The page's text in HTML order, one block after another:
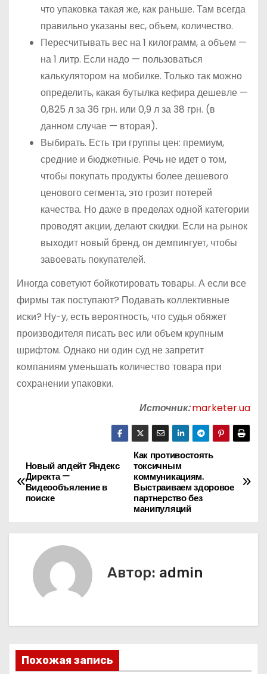
что упаковка такая же, как раньше. Там всегда
правильно указаны вес, объем, количество.
Пересчитывать вес на 1 килограмм, а объем —
на 1 литр. Если надо — пользоваться
калькулятором на мобилке. Только так можно
определить, какая бутылка кефира дешевле —
0,825 л за 36 грн. или 0,9 л за 38 грн. (в
данном случае — вторая).
Выбирать. Есть три группы цен: премиум,
средние и бюджетные. Речь не идет о том,
чтобы покупать продукты более дешевого
ценового сегмента, это грозит потерей
качества. Но даже в пределах одной категории
проводят акции, делают скидки. Если на рынок
выходит новый бренд, он демпингует, чтобы
завоевать покупателей.
Иногда советуют бойкотировать товары. А если все
фирмы так поступают? Подавать коллективные
иски? Ну-у, есть вероятность, что судья обяжет
производителя писать вес или объем крупным
шрифтом. Однако ни один суд не запретит
компаниям уменьшать количество товара при
сохранении упаковки.
Источник: marketer.ua
Н
а
и
я
Как противостоять
токсичным
коммуникациям.
Выстраиваем здоровое
партнерство без
манипуляций
Новый апдейт Яндекс
Директа —
Видеообъяление в
поиске
Автор: admin
Похожая запись